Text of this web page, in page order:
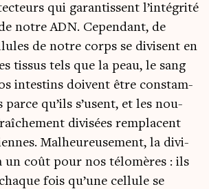
qui garan­tissent l’in­té­gri­té
notre ADN. Cepen­dant, de
de notre corps se divisent en
tis­sus tels que la peau, le sang
intes­tins doivent être constam­
parce qu’ils s’usent, et les nou­
divi­sées rem­placent
Mal­heu­reu­se­ment, la divi­
un coût pour nos télo­mères : ils
fois qu’une cel­lule se